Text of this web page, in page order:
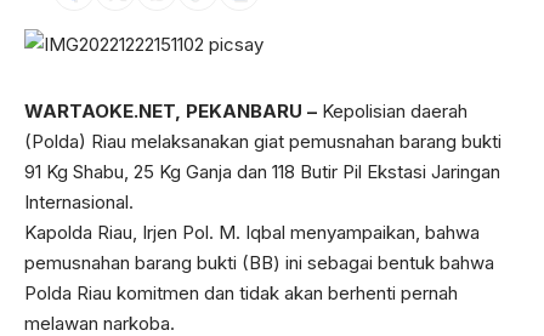
WARTAOKE.NET, PEKANBARU – Kepolisian daerah
(Polda) Riau melaksanakan giat pemusnahan barang bukti
91 Kg Shabu, 25 Kg Ganja dan 118 Butir Pil Ekstasi Jaringan
Internasional.
Kapolda Riau, Irjen Pol. M. Iqbal menyampaikan, bahwa
pemusnahan barang bukti (BB) ini sebagai bentuk bahwa
Polda Riau komitmen dan tidak akan berhenti pernah
melawan narkoba.